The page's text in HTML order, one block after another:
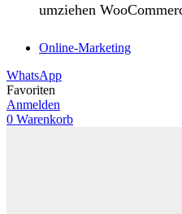
umziehen
Online-Marketing
WhatsApp
Favoriten
Anmelden
0 Warenkorb